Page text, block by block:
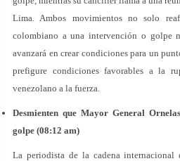
Lima. Ambos movimientos no solo
colombiano a una intervención o golpe
avanzará en crear condiciones para un
prefigure condiciones favorables a la
venezolano a la fuerza.
Desmienten que Mayor General
golpe (08:12 am)
La periodista de la cadena internacional